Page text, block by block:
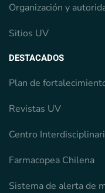
Organización y
Sitios UV
DESTACADOS
Plan de
Revistas UV
Centro
Farmacopea Chilena
Sistema de alerta de